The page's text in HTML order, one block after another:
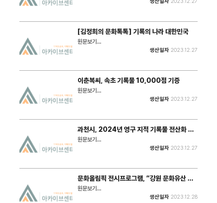
물 지도점검 및 정수점검, 필수기록물 관리 등 체계적인
에서 필요한 법률 내용 등을 쉽게 설명하고, 그림·사진·
도표를 활용해 구성했다. 또한 해남교육지원청 조아라
주무관의 재능 기부로 기록관리 고충 등을 삽화 형태로
묘사해 재미를 더했다."
[김정희의 문화톡톡] 기록의 나라 대한민국
원문보기
: https://www.ilemonde.com/news/articleView.html?
화로서가 아니라 카메라의 용도로 더 많이 사용한다. 누
구라도 쉽게 어디서나 사진을 찍을 수 있고 언제든 확인
할 수 있으니 사람들은 일단 찍고 본다. 강의 중에 화면
이나 칠판에 있는 내용을 휴대폰으로 촬영하는 것은 일
상이 된 지 오래다. 강의 내용처럼 기억해야 하는 내용뿐
만 아니라 먹는 음식, 여행지... 눈에 담을 수 있는 모든
이들을 위한(?) 산타할아버지 방문 인증샷 앱까지 등장
했다. 그런데 전 세계에서 인증샷을 찍다가 사망하는 사
람들이 있는 것을 보면 우리나라만 인증샷에 진심은 아
생산일자 2023.12.27
이춘복씨, 속초 기록물 10,000점 기증
원문보기
: https://www.gwnews.org/news/articleView.html?
신이 직접 촬영하고 수집한 1950년대부터 현재까지의
속초시를 담은 기록자료 10,000점(사진자료 9,700
점, 영상자료 300점)을 기증했다."
생산일자 2023.12.27
과천시, 2024년 영구 지적 기록물 전산화 사
업 추진
원문보기
: https://www.kmaeil.com/news/articleView.html?
사업’에 착수한다고 27일 밝혔다. 과천시는 해당 사업
추진으로 현재 종이로 보관되고 있는 지적측량결과도,
토지이동결의서 등의 영구 지적 기록물의 훼손을 예방하
고, 지적공부를 효율적으로 보관할 수 있을 것으로 기대
하고 있다. 사업량은 총 12,460면이다."
생산일자 2023.12.27
문화올림픽 전시프로그램, “강원 문화유산 가
치 높이고 문화다양성 지향”
원문보기
: https://kwnews.co.kr/page/view/
생산일자 2023.12.28